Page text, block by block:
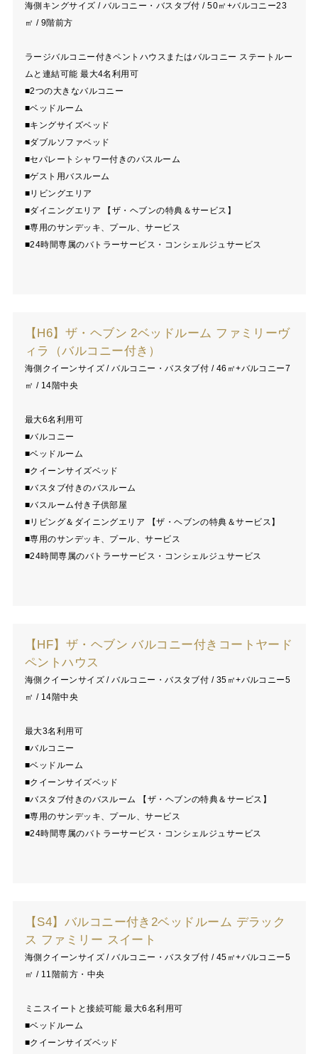
海側キングサイズ / バルコニー・バスタブ付 / 50㎡+バルコニー23
㎡ / 9階前方
ラージバルコニー付きペントハウスまたはバルコニー ステートルー
ムと連結可能 最大4名利用可
■2つの大きなバルコニー
■ベッドルーム
■キングサイズベッド
■ダブルソファベッド
■セパレートシャワー付きのバスルーム
■ゲスト用バスルーム
■リビングエリア
■ダイニングエリア 【ザ・ヘブンの特典＆サービス】
■専用のサンデッキ、プール、サービス
■24時間専属のバトラーサービス・コンシェルジュサービス
【H6】ザ・ヘブン 2ベッドルーム ファミリーヴ
ィラ（バルコニー付き）
海側クイーンサイズ / バルコニー・バスタブ付 / 46㎡+バルコニー7
㎡ / 14階中央
最大6名利用可
■バルコニー
■ベッドルーム
■クイーンサイズベッド
■バスタブ付きのバスルーム
■バスルーム付き子供部屋
■リビング＆ダイニングエリア 【ザ・ヘブンの特典＆サービス】
■専用のサンデッキ、プール、サービス
■24時間専属のバトラーサービス・コンシェルジュサービス
【HF】ザ・ヘブン バルコニー付きコートヤード
ペントハウス
海側クイーンサイズ / バルコニー・バスタブ付 / 35㎡+バルコニー5
㎡ / 14階中央
最大3名利用可
■バルコニー
■ベッドルーム
■クイーンサイズベッド
■バスタブ付きのバスルーム 【ザ・ヘブンの特典＆サービス】
■専用のサンデッキ、プール、サービス
■24時間専属のバトラーサービス・コンシェルジュサービス
【S4】バルコニー付き2ベッドルーム デラック
ス ファミリー スイート
海側クイーンサイズ / バルコニー・バスタブ付 / 45㎡+バルコニー5
㎡ / 11階前方・中央
ミニスイートと接続可能 最大6名利用可
■ベッドルーム
■クイーンサイズベッド